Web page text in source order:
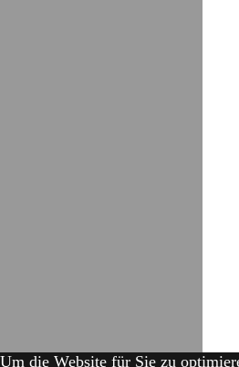
Um die Website für Sie zu